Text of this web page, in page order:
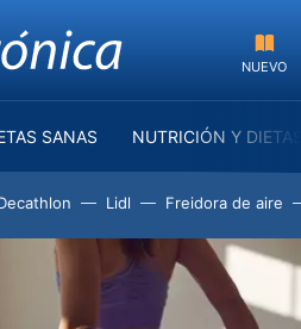
NUEVO
SANAS NUTRICIÓN Y
Lidl Freidora de aire